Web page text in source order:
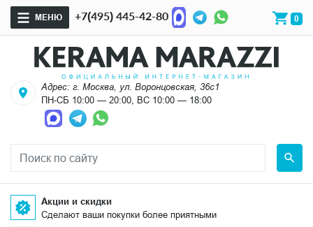
МЕНЮ +7(495) 445-42-80 0
Адрес: г. Москва, ул. Воронцовская, 36с1
ПН-СБ 10:00 — 20:00, ВС 10:00 — 18:00
Акции и скидки
Сделают ваши покупки более приятными